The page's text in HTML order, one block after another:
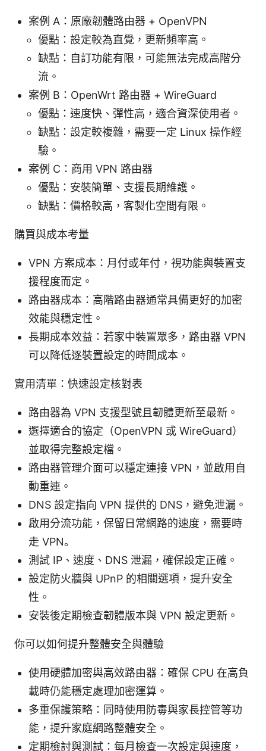
案例 A：原廠韌體路由器 + OpenVPN
優點：設定較為直覺，更新頻率高。
缺點：自訂功能有限，可能無法完成高階分
流。
案例 B：OpenWrt 路由器 + WireGuard
優點：速度快、彈性高，適合資深使用者。
缺點：設定較複雜，需要一定 Linux 操作經
驗。
案例 C：商用 VPN 路由器
優點：安裝簡單、支援長期維護。
缺點：價格較高，客製化空間有限。
購買與成本考量
VPN 方案成本：月付或年付，視功能與裝置支
援程度而定。
路由器成本：高階路由器通常具備更好的加密
效能與穩定性。
長期成本效益：若家中裝置眾多，路由器 VPN
可以降低逐裝置設定的時間成本。
實用清單：快速設定核對表
路由器為 VPN 支援型號且韌體更新至最新。
選擇適合的協定（OpenVPN 或 WireGuard）
並取得完整設定檔。
路由器管理介面可以穩定連接 VPN，並啟用自
動重連。
DNS 設定指向 VPN 提供的 DNS，避免泄漏。
啟用分流功能，保留日常網路的速度，需要時
走 VPN。
測試 IP、速度、DNS 泄漏，確保設定正確。
設定防火牆與 UPnP 的相關選項，提升安全
性。
安裝後定期檢查韌體版本與 VPN 設定更新。
你可以如何提升整體安全與體驗
使用硬體加密與高效路由器：確保 CPU 在高負
載時仍能穩定處理加密運算。
多重保護策略：同時使用防毒與家長控管等功
能，提升家庭網路整體安全。
定期檢討與測試：每月檢查一次設定與速度，